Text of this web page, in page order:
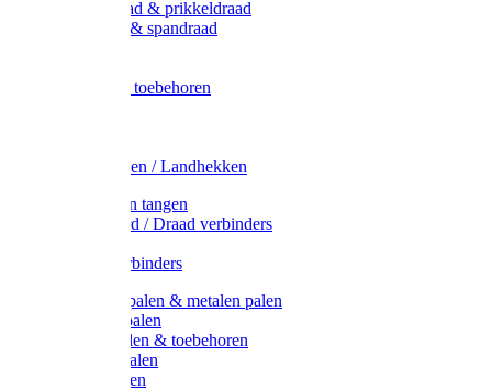
Metaal draad & prikkeldraad
Binddraad & spandraad
Afrasternet toebehoren
Weidehekken / Landhekken
Spanners en tangen
Lint / Koord / Draad verbinders
Litzclip verbinders
Recycling palen & metalen palen
Kunststof palen
T-Post t-palen & toebehoren
Glasfiber palen
Houten palen